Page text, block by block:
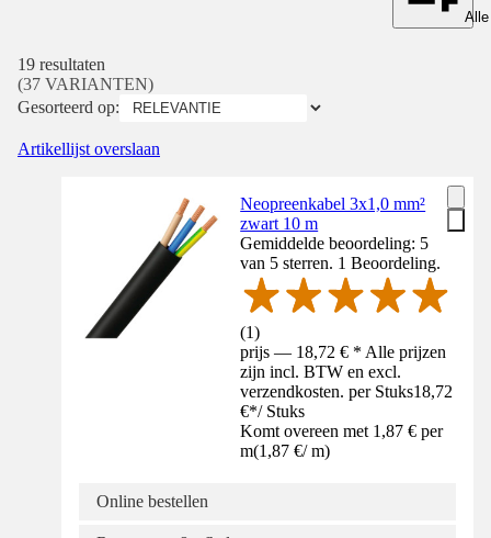
19 resultaten
(37 VARIANTEN)
Gesorteerd op:
Artikellijst overslaan
Neopreenkabel 3x1,0 mm²
zwart 10 m
Gemiddelde beoordeling: 5
van 5 sterren. 1 Beoordeling.
(1)
prijs — 18,72 € * Alle prijzen
zijn incl. BTW en excl.
verzendkosten. per Stuks18,72
€*/ Stuks
Komt overeen met 1,87 € per
m(1,87 €/ m)
Online bestellen